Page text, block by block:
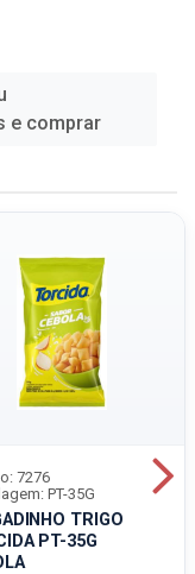
e comprar
TRIGO
PT-35G
7276
PT-35G